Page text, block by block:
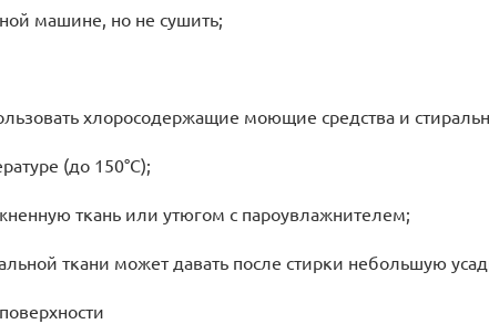
машине, но не сушить;
хлоросодержащие моющие средства и
(до 150°C);
ткань или утюгом с пароувлажнителем;
ткани может давать после стирки небольшую